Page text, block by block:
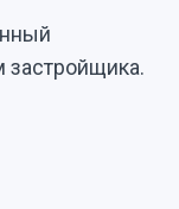
застройщика.